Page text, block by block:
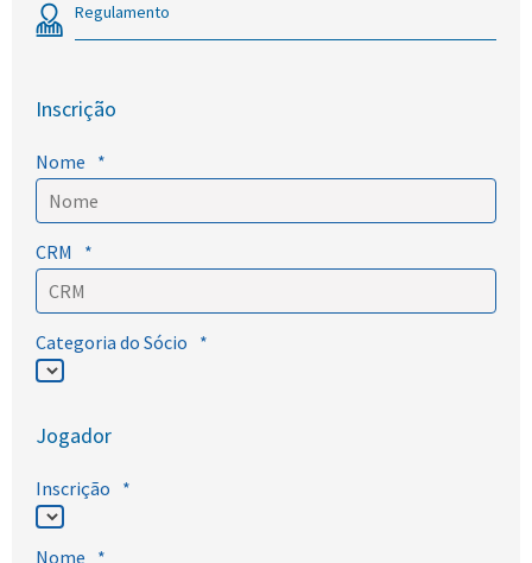
Regulamento
Inscrição
Nome *
CRM *
Categoria do Sócio *
Jogador
Inscrição *
Nome *